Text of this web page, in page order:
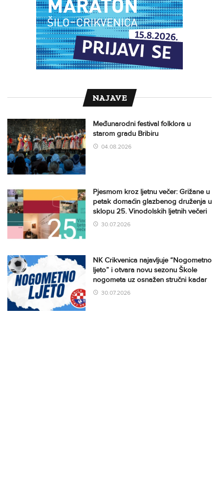
NAJAVE
Međunarodni festival folklora u
starom gradu Bribiru
04.08.2026
Pjesmom kroz ljetnu večer: Grižane u
petak domaćin glazbenog druženja u
sklopu 25. Vinodolskih ljetnih večeri
30.07.2026
NK Crikvenica najavljuje “Nogometno
ljeto” i otvara novu sezonu Škole
nogometa uz osnažen stručni kadar
30.07.2026